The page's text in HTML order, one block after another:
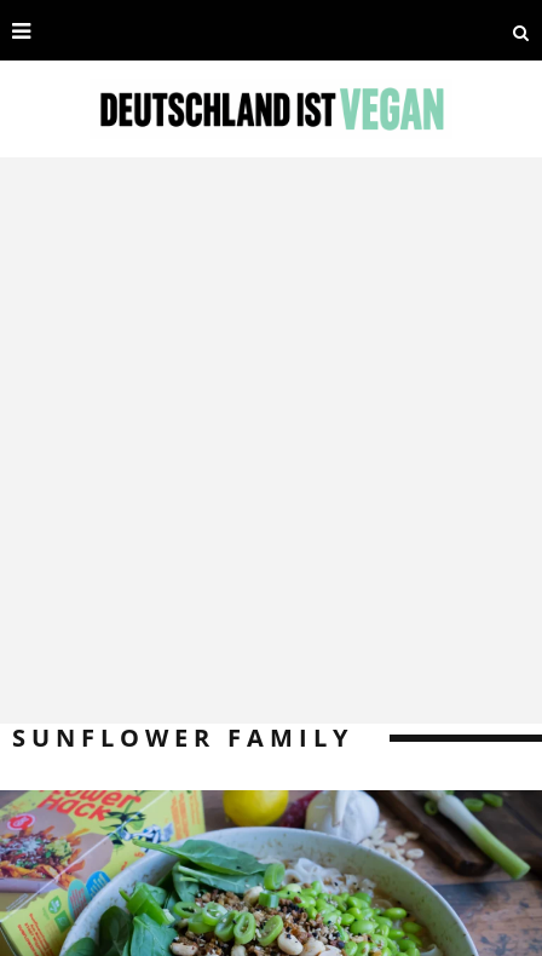
SUNFLOWER FAMILY